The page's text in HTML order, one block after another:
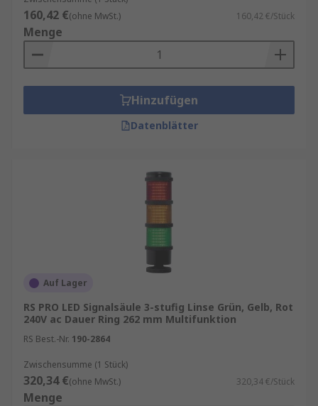
160,42 €(ohne MwSt.) 160,42 €/Stück
Menge
Hinzufügen
Datenblätter
Auf Lager
RS PRO LED Signalsäule 3-stufig Linse Grün, Gelb, Rot
240V ac Dauer Ring 262 mm Multifunktion
RS Best.-Nr. 190-2864
Zwischensumme (1 Stück)
320,34 €(ohne MwSt.) 320,34 €/Stück
Menge